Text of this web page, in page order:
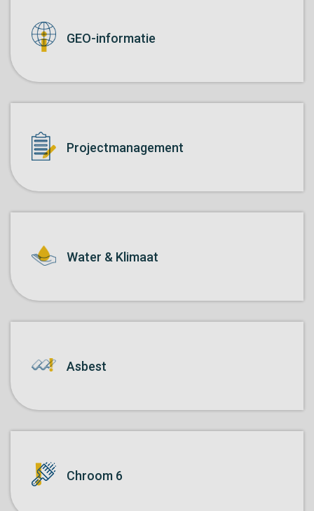
GEO-informatie
Project­management
Water & Klimaat
Asbest
Chroom 6